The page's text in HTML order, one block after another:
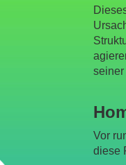
seiner
Vor
diese